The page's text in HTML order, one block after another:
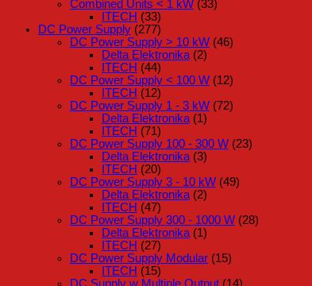
Combined Units < 1 kW (33)
ITECH (33)
DC Power Supply (277)
DC Power Supply > 10 kW (46)
Delta Elektronika (2)
ITECH (44)
DC Power Supply < 100 W (12)
ITECH (12)
DC Power Supply 1 - 3 kW (72)
Delta Elektronika (1)
ITECH (71)
DC Power Supply 100 - 300 W (23)
Delta Elektronika (3)
ITECH (20)
DC Power Supply 3 - 10 kW (49)
Delta Elektronika (2)
ITECH (47)
DC Power Supply 300 - 1000 W (28)
Delta Elektronika (1)
ITECH (27)
DC Power Supply Modular (15)
ITECH (15)